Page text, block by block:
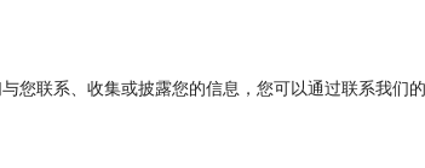
您联系、收集或披露您的信息，您可以通过联系我们的